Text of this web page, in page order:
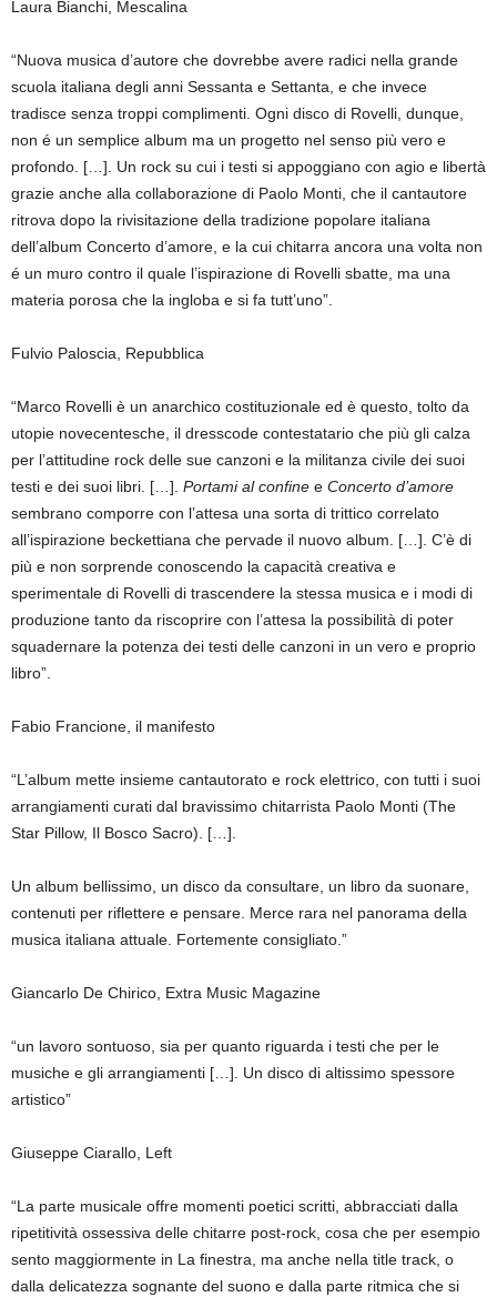
Laura Bianchi, Mescalina
“Nuova musica d’autore che dovrebbe avere radici nella grande
scuola italiana degli anni Sessanta e Settanta, e che invece
tradisce senza troppi complimenti. Ogni disco di Rovelli, dunque,
non é un semplice album ma un progetto nel senso più vero e
profondo. […]. Un rock su cui i testi si appoggiano con agio e libertà
grazie anche alla collaborazione di Paolo Monti, che il cantautore
ritrova dopo la rivisitazione della tradizione popolare italiana
dell’album Concerto d’amore, e la cui chitarra ancora una volta non
é un muro contro il quale l’ispirazione di Rovelli sbatte, ma una
materia porosa che la ingloba e si fa tutt’uno”.
Fulvio Paloscia, Repubblica
“Marco Rovelli è un anarchico costituzionale ed è questo, tolto da
utopie novecentesche, il dresscode contestatario che più gli calza
per l’attitudine rock delle sue canzoni e la militanza civile dei suoi
testi e dei suoi libri. […]. Portami al confine e Concerto d’amore
sembrano comporre con l’attesa una sorta di trittico correlato
all’ispirazione beckettiana che pervade il nuovo album. […]. C’è di
più e non sorprende conoscendo la capacità creativa e
sperimentale di Rovelli di trascendere la stessa musica e i modi di
produzione tanto da riscoprire con l’attesa la possibilità di poter
squadernare la potenza dei testi delle canzoni in un vero e proprio
libro”.
Fabio Francione, il manifesto
“L’album mette insieme cantautorato e rock elettrico, con tutti i suoi
arrangiamenti curati dal bravissimo chitarrista Paolo Monti (The
Star Pillow, Il Bosco Sacro). […].
Un album bellissimo, un disco da consultare, un libro da suonare,
contenuti per riflettere e pensare. Merce rara nel panorama della
musica italiana attuale. Fortemente consigliato.”
Giancarlo De Chirico, Extra Music Magazine
“un lavoro sontuoso, sia per quanto riguarda i testi che per le
musiche e gli arrangiamenti […]. Un disco di altissimo spessore
artistico”
Giuseppe Ciarallo, Left
“La parte musicale offre momenti poetici scritti, abbracciati dalla
ripetitività ossessiva delle chitarre post-rock, cosa che per esempio
sento maggiormente in La finestra, ma anche nella title track, o
dalla delicatezza sognante del suono e dalla parte ritmica che si